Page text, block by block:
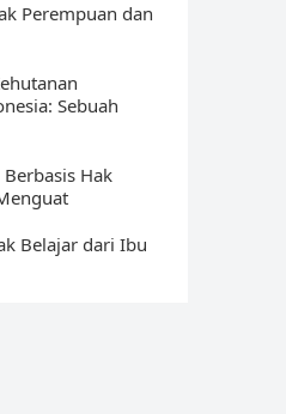
Perempuan dan
Sebuah
Hak
Belajar dari Ibu